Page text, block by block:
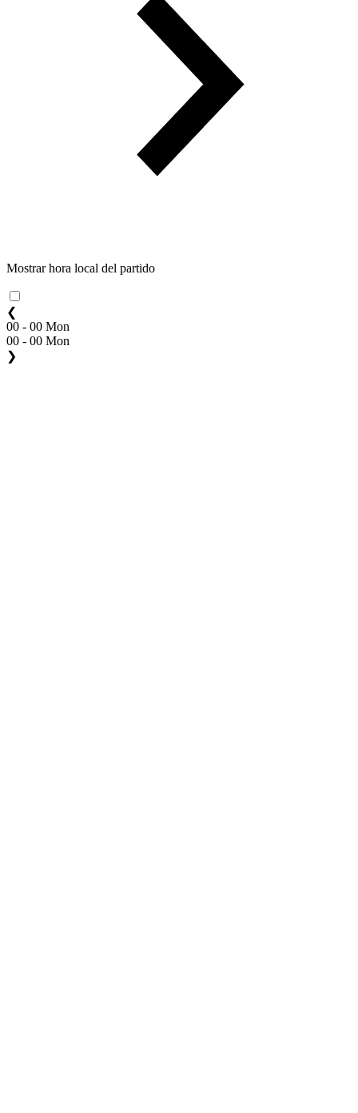
Mostrar hora local del partido
❮
00 - 00 Mon
00 - 00 Mon
❯